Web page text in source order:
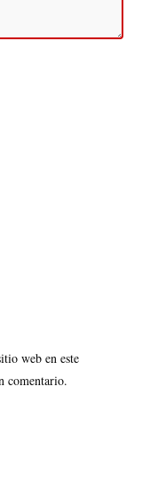
web en este
comentario.